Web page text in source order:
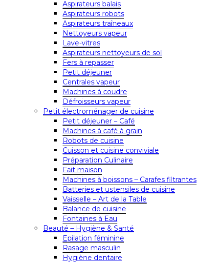
Aspirateurs balais
Aspirateurs robots
Aspirateurs traîneaux
Nettoyeurs vapeur
Lave-vitres
Aspirateurs nettoyeurs de sol
Fers à repasser
Petit déjeuner
Centrales vapeur
Machines à coudre
Défroisseurs vapeur
Petit électroménager de cuisine
Petit déjeuner – Café
Machines à café à grain
Robots de cuisine
Cuisson et cuisine conviviale
Préparation Culinaire
Fait maison
Machines à boissons – Carafes filtrantes
Batteries et ustensiles de cuisine
Vaisselle – Art de la Table
Balance de cuisine
Fontaines à Eau
Beauté – Hygiène & Santé
Epilation féminine
Rasage masculin
Hygiène dentaire